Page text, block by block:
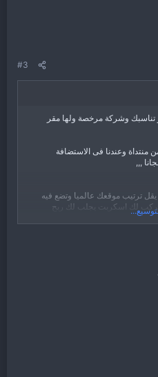
#3
تناسبك وشركة مرخصة ولها مقر
منتداة وعندنا فى الاستضافة
,,,
ترتيب موقعك عالميا وتضع فيه
نركب لك اسكربت يجلب لك ربح
.
! !